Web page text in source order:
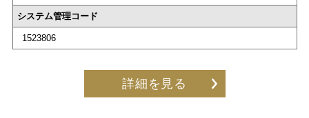
システム管理コード
1523806
詳細を見る